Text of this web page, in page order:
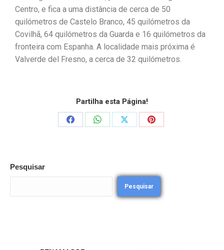
Centro, e fica a uma distância de cerca de 50
quilómetros de Castelo Branco, 45 quilómetros da
Covilhã, 64 quilómetros da Guarda e 16 quilómetros da
fronteira com Espanha. A localidade mais próxima é
Valverde del Fresno, a cerca de 32 quilómetros.
Partilha esta Página!
Pesquisar
Pesquisar